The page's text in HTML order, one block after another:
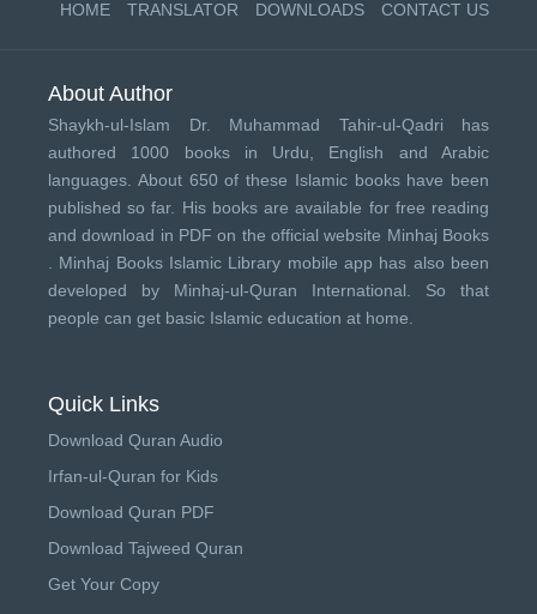
HOME TRANSLATOR DOWNLOADS CONTACT US
About Author
Shaykh-ul-Islam Dr. Muhammad Tahir-ul-Qadri has
authored 1000 books in Urdu, English and Arabic
languages. About 650 of these Islamic books have been
published so far. His books are available for free reading
and download in PDF on the official website Minhaj Books
Minhaj Books Islamic Library mobile app has also been
developed by Minhaj-ul-Quran International . So that
people can get basic Islamic education at home.
Quick Links
Download Quran Audio
Irfan-ul-Quran for Kids
Download Quran PDF
Download Tajweed Quran
Get Your Copy